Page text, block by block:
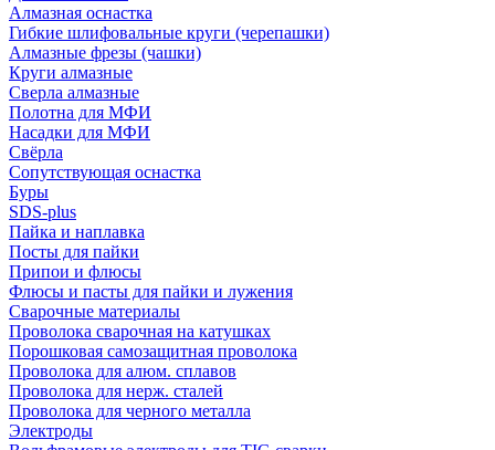
Алмазная оснастка
Гибкие шлифовальные круги (черепашки)
Алмазные фрезы (чашки)
Круги алмазные
Сверла алмазные
Полотна для МФИ
Насадки для МФИ
Свёрла
Сопутствующая оснастка
Буры
SDS-plus
Пайка и наплавка
Посты для пайки
Припои и флюсы
Флюсы и пасты для пайки и лужения
Сварочные материалы
Проволока сварочная на катушках
Порошковая самозащитная проволока
Проволока для алюм. сплавов
Проволока для нерж. сталей
Проволока для черного металла
Электроды